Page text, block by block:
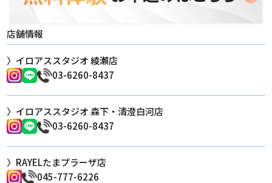
店舗情報
イロアススタジオ 綾瀬店
03-6260-8437
イロアススタジオ 森下・清澄白河店
03-6260-8437
RAYELたまプラーザ店
045-777-6226